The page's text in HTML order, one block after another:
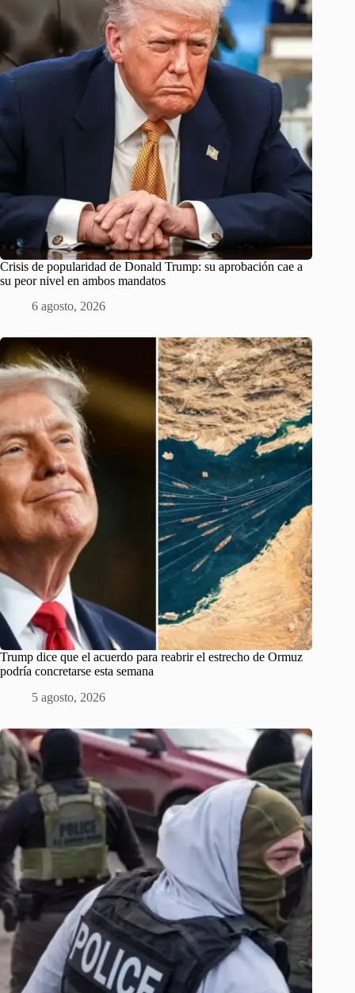
Crisis de popularidad de Donald Trump: su aprobación cae a
su peor nivel en ambos mandatos
6 agosto, 2026
Trump dice que el acuerdo para reabrir el estrecho de Ormuz
podría concretarse esta semana
5 agosto, 2026